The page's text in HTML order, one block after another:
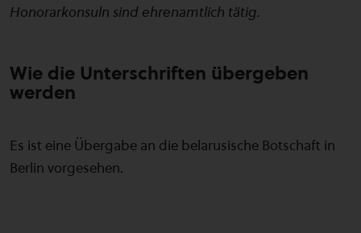
Honorarkonsuln sind ehrenamtlich tätig.
Wie die Unterschriften übergeben
werden
Es ist eine Übergabe an die belarusische Botschaft in
Berlin vorgesehen.